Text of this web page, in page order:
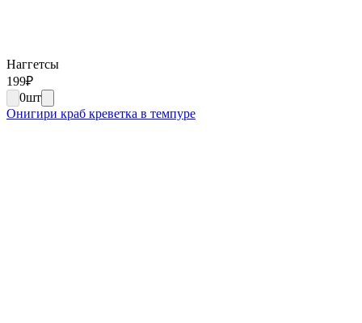
Наггетсы
199₽
0шт
Онигири краб креветка в темпуре